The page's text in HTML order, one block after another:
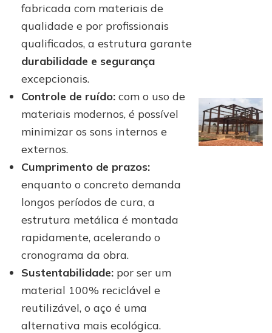
fabricada com materiais de
qualidade e por profissionais
qualificados, a estrutura garante
durabilidade e segurança
excepcionais.
Controle de ruído: com o uso de
materiais modernos, é possível
minimizar os sons internos e
externos.
Cumprimento de prazos:
enquanto o concreto demanda
longos períodos de cura, a
estrutura metálica é montada
rapidamente, acelerando o
cronograma da obra.
Sustentabilidade: por ser um
material 100% reciclável e
reutilizável, o aço é uma
alternativa mais ecológica.